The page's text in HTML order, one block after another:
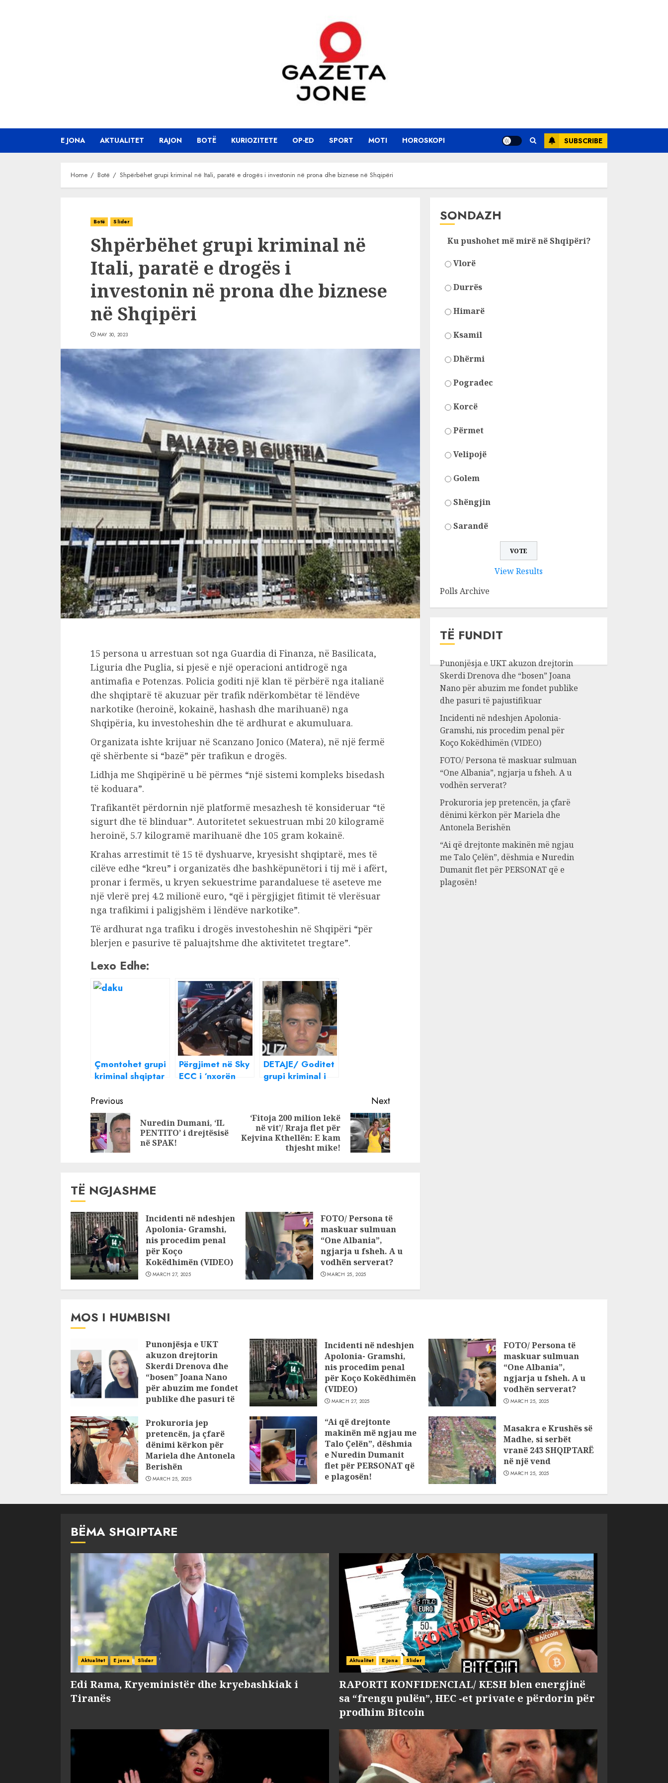
E JONA AKTUALITET RAJON BOTË KURIOZITETE OP-ED SPORT MOTI HOROSKOPI SUBSCRIBE
Home Botë Shpërbëhet grupi kriminal në Itali, paratë e drogës i investonin në prona dhe biznese në Shqipëri
Botë Slider
Shpërbëhet grupi kriminal në
Itali, paratë e drogës i
investonin në prona dhe biznese
në Shqipëri
MAY 30, 2023
15 persona u arrestuan sot nga Guardia di Finanza, në Basilicata,
Liguria dhe Puglia, si pjesë e një operacioni antidrogë nga
antimafia e Potenzas. Policia goditi një klan të përbërë nga italianë
dhe shqiptarë të akuzuar për trafik ndërkombëtar të lëndëve
narkotike (heroinë, kokainë, hashash dhe marihuanë) nga
Shqipëria, ku investoheshin dhe të ardhurat e akumuluara.
Organizata ishte krijuar në Scanzano Jonico (Matera), në një fermë
që shërbente si “bazë” për trafikun e drogës.
Lidhja me Shqipërinë u bë përmes “një sistemi kompleks bisedash
të koduara”.
Trafikantët përdornin një platformë mesazhesh të konsideruar “të
sigurt dhe të blinduar”. Autoritetet sekuestruan mbi 20 kilogramë
heroinë, 5.7 kilogramë marihuanë dhe 105 gram kokainë.
Krahas arrestimit të 15 të dyshuarve, kryesisht shqiptarë, mes të
cilëve edhe “kreu” i organizatës dhe bashkëpunëtori i tij më i afërt,
pronar i fermës, u kryen sekuestrime parandaluese të aseteve me
një vlerë prej 4.2 milionë euro, “që i përgjigjet fitimit të vlerësuar
nga trafikimi i paligjshëm i lëndëve narkotike”.
Të ardhurat nga trafiku i drogës investoheshin në Shqipëri “për
blerjen e pasurive të paluajtshme dhe aktivitetet tregtare”.
Lexo Edhe:
Çmontohet grupi
kriminal shqiptar
Britani, kapet
‘Daku’
Përgjimet në Sky
ECC i ‘nxorën
Itali, në pranga
edhe 7 shqiptarë
DETAJE/ Goditet
grupi kriminal i
nga Amerika e
Jugut: Në
Shqipëri e
transportonin me
Continue
Reading
Previous
Previous
post:
Nuredin Dumani, ‘IL
PENTITO’ i drejtësisë
në SPAK!
Next
Next
post:
‘Fitoja 200 milion lekë
në vit’/ Rraja flet për
Kejvina Kthellën: E kam
thjesht mike!
TË NGJASHME
Incidenti në ndeshjen
Apolonia- Gramshi,
nis procedim penal
për Koço
Kokëdhimën (VIDEO)
MARCH 27, 2025
FOTO/ Persona të
maskuar sulmuan
“One Albania”,
ngjarja u fsheh. A u
vodhën serverat?
MARCH 25, 2025
SONDAZH
Ku pushohet më mirë në Shqipëri?
Vlorë
Durrës
Himarë
Ksamil
Dhërmi
Pogradec
Korcë
Përmet
Velipojë
Golem
Shëngjin
Sarandë
View Results
Polls Archive
TË FUNDIT
Punonjësja e UKT akuzon drejtorin
Skerdi Drenova dhe “bosen” Joana
Nano për abuzim me fondet publike
dhe pasuri të pajustifikuar
Incidenti në ndeshjen Apolonia-
Gramshi, nis procedim penal për
Koço Kokëdhimën (VIDEO)
FOTO/ Persona të maskuar sulmuan
“One Albania”, ngjarja u fsheh. A u
vodhën serverat?
Prokuroria jep pretencën, ja çfarë
dënimi kërkon për Mariela dhe
Antonela Berishën
“Ai që drejtonte makinën më ngjau
me Talo Çelën”, dëshmia e Nuredin
Dumanit flet për PERSONAT që e
plagosën!
MOS I HUMBISNI
Punonjësja e UKT
akuzon drejtorin
Skerdi Drenova dhe
“bosen” Joana Nano
për abuzim me fondet
publike dhe pasuri të
JULY 24, 2025
Incidenti në ndeshjen
Apolonia- Gramshi,
nis procedim penal
për Koço Kokëdhimën
(VIDEO)
MARCH 27, 2025
FOTO/ Persona të
maskuar sulmuan
“One Albania”,
ngjarja u fsheh. A u
vodhën serverat?
MARCH 25, 2025
Prokuroria jep
pretencën, ja çfarë
dënimi kërkon për
Mariela dhe Antonela
Berishën
MARCH 25, 2025
“Ai që drejtonte
makinën më ngjau me
Talo Çelën”, dëshmia
e Nuredin Dumanit
flet për PERSONAT që
e plagosën!
Masakra e Krushës së
Madhe, si serbët
vranë 243 SHQIPTARË
në një vend
MARCH 25, 2025
BËMA SHQIPTARE
Aktualitet E jona Slider
Edi Rama, Kryeministër dhe kryebashkiak i
Tiranës
Aktualitet E jona Slider
RAPORTI KONFIDENCIAL/ KESH blen energjinë
sa “frengu pulën”, HEC -et private e përdorin për
prodhim Bitcoin